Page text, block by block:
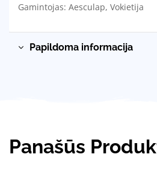
Gamintojas: Aesculap, Vokietija
Papildoma informacija
Panašūs